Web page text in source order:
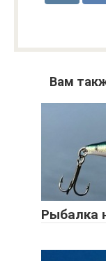
Вам
Рыбалка